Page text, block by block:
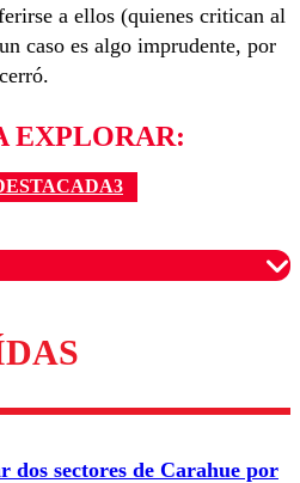
a ellos (quienes critican al
caso es algo imprudente, por
EXPLORAR:
para garantizar un
respetuoso.
dos sectores de Carahue por